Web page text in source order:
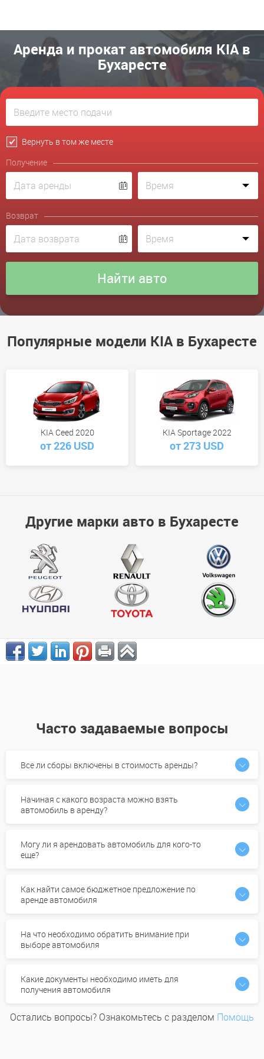
Аренда и прокат автомобиля KIA в
Бухаресте
Вернуть в том же месте
Получение
Возврат
Популярные модели KIA в Бухаресте
KIA Ceed 2020
от 226 USD
KIA Sportage 2022
от 273 USD
Другие марки авто в Бухаресте
Часто задаваемые вопросы
Все ли сборы включены в стоимость аренды?
Начиная с какого возраста можно взять
автомобиль в аренду?
Могу ли я арендовать автомобиль для кого-то
еще?
Как найти самое бюджетное предложение по
аренде автомобиля
На что необходимо обратить внимание при
выборе автомобиля
Какие документы необходимо иметь для
получения автомобиля
Остались вопросы? Ознакомьтесь с разделом Помощь